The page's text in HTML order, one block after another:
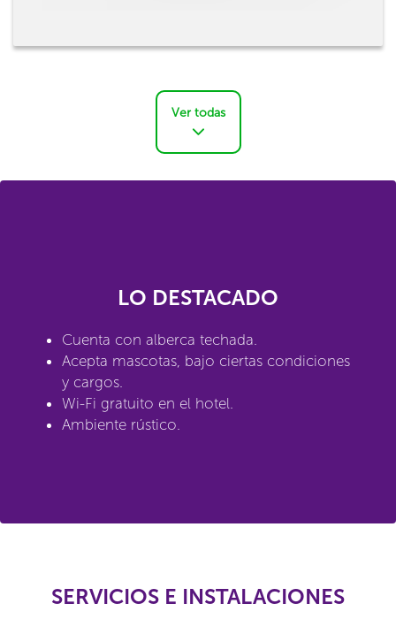
Ver todas
LO DESTACADO
Cuenta con alberca techada.
Acepta mascotas, bajo ciertas condiciones
y cargos.
Wi-Fi gratuito en el hotel.
Ambiente rústico.
SERVICIOS E INSTALACIONES